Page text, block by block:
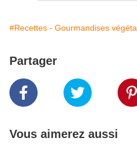
#Recettes - Gourmandises
Partager
Vous aimerez aussi